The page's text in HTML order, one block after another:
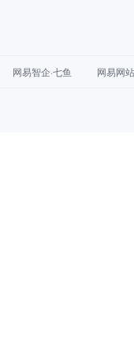
网易智企·七鱼 网易网